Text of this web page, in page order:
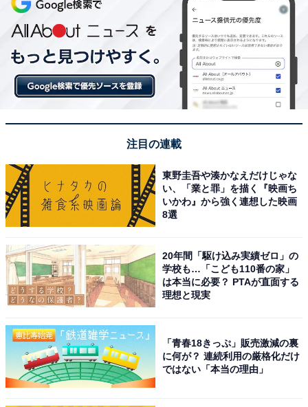
人がどのように人生を歩んでいくのか、どのように自身
の信念を持ち続けるのか、そのドラマも見どころになっ
100m走に賭けたキャラクターそれぞれの情熱は、時に
「呪い」のようにも、もっといえば「狂気」のようにさ
え描かれる場面もあります。
つまり意図的に危うさを描いた作品でありながらも、哲
学それぞれが、100m走の世界を知らない人にも「そうか
もしれない」「自分も参考にできるかも」とさえ思えて
注目の連載
東野圭吾や湊かなえだけじゃな
い、「業と罪」を描く『映画ち
いかわ』から強く連想した映画
8選
20年間「駆け込み実績ゼロ」の
学校も…「こども110番の家」
は本当に必要？ PTAが直面する
理想と現実
「青春18きっぷ」販売激減の裏
に何が？ 連続利用の厳格化だけ
ではない「本当の理由」